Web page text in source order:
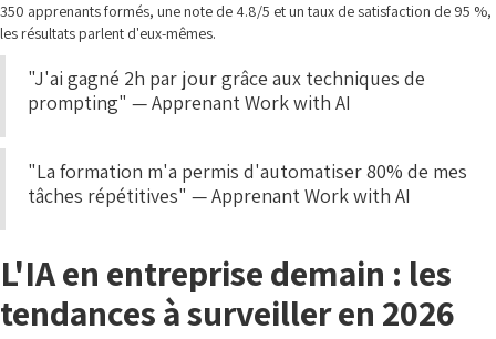
350 apprenants formés, une note de 4.8/5 et un taux de satisfaction de 95 %,
les résultats parlent d'eux-mêmes.
"J'ai gagné 2h par jour grâce aux techniques de
prompting" — Apprenant Work with AI
"La formation m'a permis d'automatiser 80% de mes
tâches répétitives" — Apprenant Work with AI
L'IA en entreprise demain : les
tendances à surveiller en 2026